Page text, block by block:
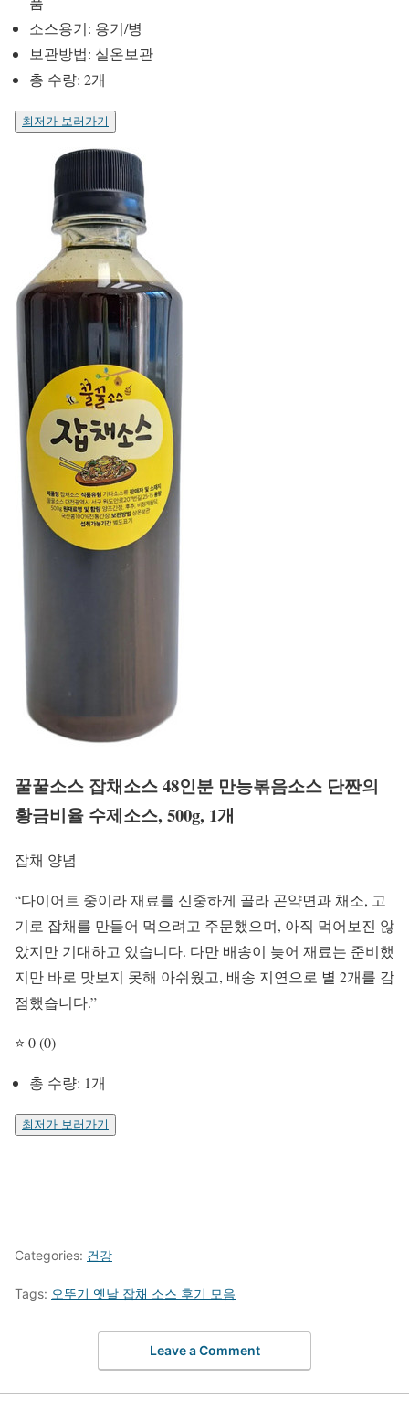
소스용기: 용기/병
보관방법: 실온보관
총 수량: 2개
최저가 보러가기
꿀꿀소스 잡채소스 48인분 만능볶음소스 단짠의
황금비율 수제소스, 500g, 1개
잡채 양념
“다이어트 중이라 재료를 신중하게 골라 곤약면과 채소, 고
기로 잡채를 만들어 먹으려고 주문했으며, 아직 먹어보진 않
았지만 기대하고 있습니다. 다만 배송이 늦어 재료는 준비했
지만 바로 맛보지 못해 아쉬웠고, 배송 지연으로 별 2개를 감
점했습니다.”
⭐ 0 (0)
총 수량: 1개
최저가 보러가기
Categories: 건강
Tags: 오뚜기 옛날 잡채 소스 후기 모음
Leave a Comment